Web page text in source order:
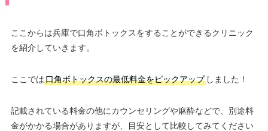
ここからは兵庫で口角ボトックスをすることができるクリニック
を紹介していきます。
ここでは口角ボトックスの最低料金をピックアップしました！
記載されている料金の他にカウンセリングや麻酔などで、別途料
金がかかる場合がありますが、目安として比較してみてください